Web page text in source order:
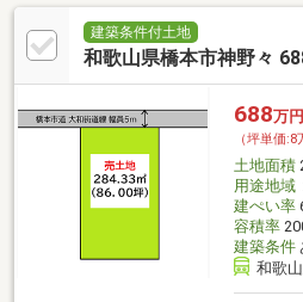
建築条件付土地
和歌山県橋本市神野々
688万円
（坪単価:8
土地面積
用途地域
建ぺい率
容積率
建築条件
和歌